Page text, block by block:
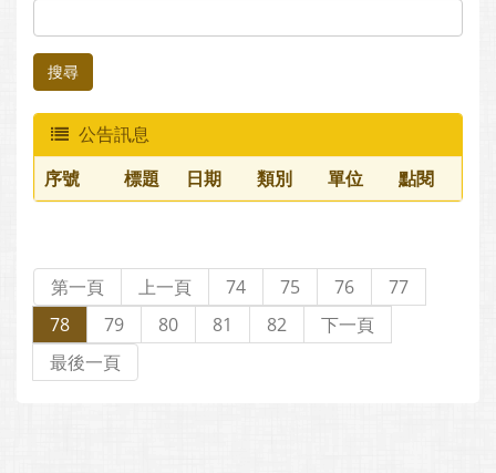
搜尋
公告訊息
序號
標題 日期 類別 單位 點閱
第一頁 上一頁 74 75 76
77
78
79 80 81 82
下一頁
最後一頁